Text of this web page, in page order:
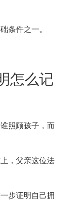
条件之一。
怎么记
照顾孩子，而
，父亲这位法
步证明自己拥